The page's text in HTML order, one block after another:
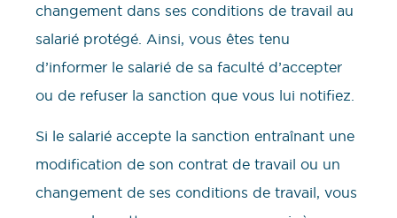
changement dans ses conditions de travail au
salarié protégé. Ainsi, vous êtes tenu
d’informer le salarié de sa faculté d’accepter
ou de refuser la sanction que vous lui notifiez.
Si le salarié accepte la sanction entraînant une
modification de son contrat de travail ou un
changement de ses conditions de travail, vous